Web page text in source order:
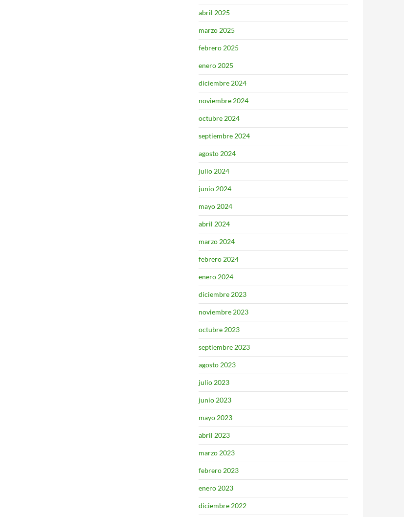
abril 2025
marzo 2025
febrero 2025
enero 2025
diciembre 2024
noviembre 2024
octubre 2024
septiembre 2024
agosto 2024
julio 2024
junio 2024
mayo 2024
abril 2024
marzo 2024
febrero 2024
enero 2024
diciembre 2023
noviembre 2023
octubre 2023
septiembre 2023
agosto 2023
julio 2023
junio 2023
mayo 2023
abril 2023
marzo 2023
febrero 2023
enero 2023
diciembre 2022